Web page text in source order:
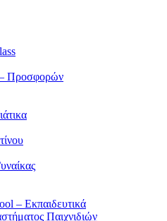
Προσφορών
– Εκπαιδευτικά
Παιχνιδιών